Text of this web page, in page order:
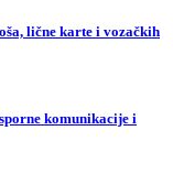
lične karte i vozačkih
komunikacije i